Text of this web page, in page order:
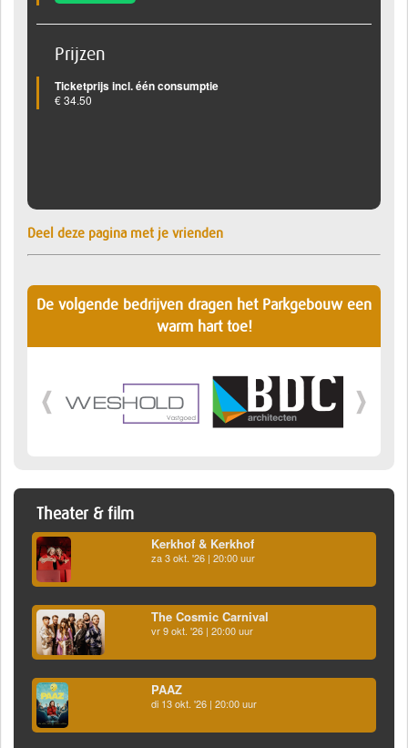
Prijzen
Ticketprijs incl. één consumptie
€ 34.50
Deel deze pagina met je vrienden
De volgende bedrijven dragen het Parkgebouw een
warm hart toe!
Theater & film
Kerkhof & Kerkhof
za 3 okt. '26 | 20:00 uur
The Cosmic Carnival
vr 9 okt. '26 | 20:00 uur
PAAZ
di 13 okt. '26 | 20:00 uur